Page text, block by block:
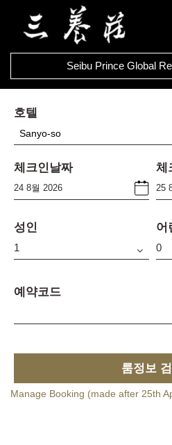
Seibu Prince Global
호텔
Sanyo-so
체크인날짜 체
성인 어
예약코드
룸정보
Manage Booking (made after 25th